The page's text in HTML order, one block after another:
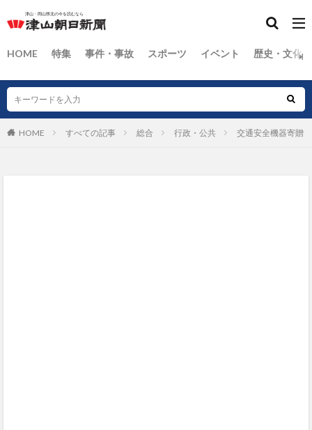
HOME 特集 事件・事故 スポーツ イベント 歴史・文化
HOME すべての記事 総合 行政・公共 交通安全機器寄贈